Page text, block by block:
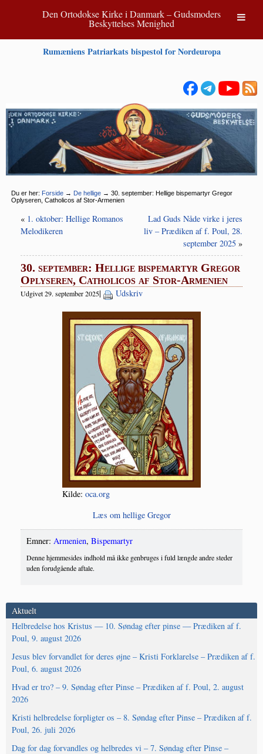
Den Ortodokse Kirke i Danmark – Gudsmoders
Beskyttelses Menighed
Rumæniens Patriarkats bispestol for Nordeuropa
Du er her: Forside → De hellige → 30. september: Hellige bispemartyr Gregor
Oplyseren, Catholicos af Stor-Armenien
« 1. oktober: Hellige Romanos
Melodikeren
Lad Guds Nåde virke i jeres
liv – Prædiken af f. Poul, 28.
september 2025 »
30. september: Hellige bispemartyr Gregor
Oplyseren, Catholicos af Stor-Armenien
Udgivet 29. september 2025| Udskriv
Kil­de: oca.org
Læs om hel­li­ge Gregor
Emner: Armenien, Bispemartyr
Denne hjemmesides indhold må ikke genbruges i fuld længde andre steder
uden forudgående aftale.
Aktuelt
Helbredelse hos Kristus — 10. Søndag efter pinse — Prædiken af f.
Poul, 9. august 2026
Jesus blev forvandlet for deres øjne – Kristi Forklarelse – Prædiken af f.
Poul, 6. august 2026
Hvad er tro? – 9. Søndag efter Pinse – Prædiken af f. Poul, 2. august
2026
Kristi helbredelse forpligter os – 8. Søndag efter Pinse – Prædiken af f.
Poul, 26. juli 2026
Dag for dag forvandles og helbredes vi – 7. Søndag efter Pinse –